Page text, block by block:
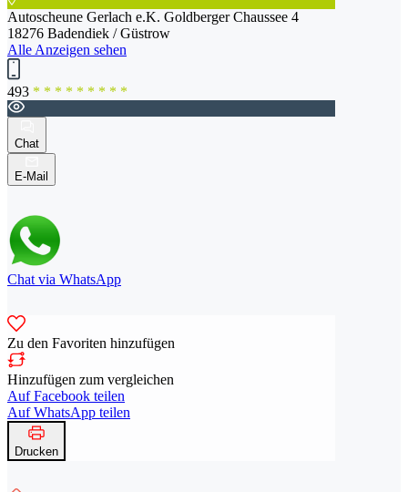
Autoscheune Gerlach e.K. Goldberger Chaussee 4
18276 Badendiek / Güstrow
Alle Anzeigen sehen
493 * * * * * * * * *
Chat
E-Mail
Chat via WhatsApp
Zu den Favoriten hinzufügen
Hinzufügen zum vergleichen
Auf Facebook teilen
Auf WhatsApp teilen
Drucken